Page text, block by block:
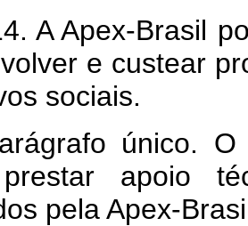
Apex-Brasil
e custear
sociais.
único. O
prestar apoio
pela Apex-